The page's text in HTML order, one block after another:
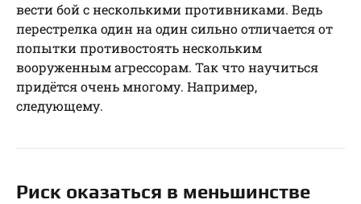
вести бой с несколькими противниками. Ведь
перестрелка один на один сильно отличается от
попытки противостоять нескольким
вооруженным агрессорам. Так что научиться
придётся очень многому. Например,
следующему.
Риск оказаться в меньшинстве